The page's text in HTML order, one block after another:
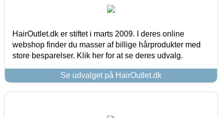
HairOutlet.dk er stiftet i marts 2009. I deres online
webshop finder du masser af billige hårprodukter med
store besparelser. Klik her for at se deres udvalg.
Se udvalget på HairOutlet.dk